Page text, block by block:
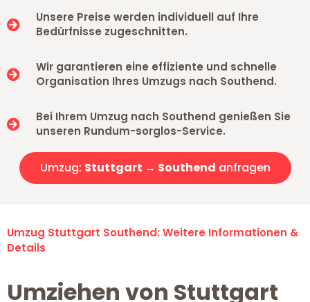
Unsere Preise werden individuell auf Ihre
Bedürfnisse zugeschnitten.
Wir garantieren eine effiziente und schnelle
Organisation Ihres Umzugs nach Southend.
Bei Ihrem Umzug nach Southend genießen Sie
unseren Rundum-sorglos-Service.
Umzug: Stuttgart → Southend anfragen
Umzug Stuttgart Southend: Weitere Informationen &
Details
Umziehen von Stuttgart